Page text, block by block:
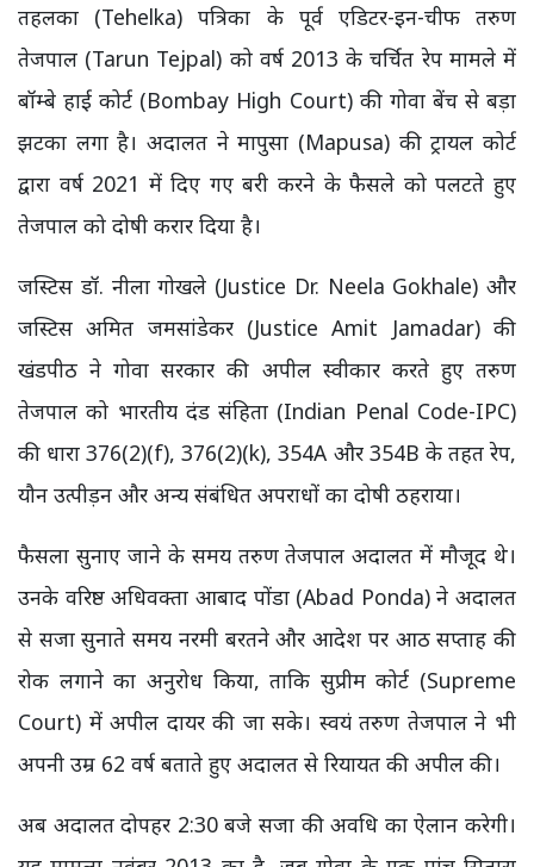
तहलका (Tehelka) पत्रिका के पूर्व एडिटर-इन-चीफ तरुण
तेजपाल (Tarun Tejpal) को वर्ष 2013 के चर्चित रेप मामले में
बॉम्बे हाई कोर्ट (Bombay High Court) की गोवा बेंच से बड़ा
झटका लगा है। अदालत ने मापुसा (Mapusa) की ट्रायल कोर्ट
द्वारा वर्ष 2021 में दिए गए बरी करने के फैसले को पलटते हुए
तेजपाल को दोषी करार दिया है।
जस्टिस डॉ. नीला गोखले (Justice Dr. Neela Gokhale) और
जस्टिस अमित जमसांडेकर (Justice Amit Jamadar) की
खंडपीठ ने गोवा सरकार की अपील स्वीकार करते हुए तरुण
तेजपाल को भारतीय दंड संहिता (Indian Penal Code-IPC)
की धारा 376(2)(f), 376(2)(k), 354A और 354B के तहत रेप,
यौन उत्पीड़न और अन्य संबंधित अपराधों का दोषी ठहराया।
फैसला सुनाए जाने के समय तरुण तेजपाल अदालत में मौजूद थे।
उनके वरिष्ठ अधिवक्ता आबाद पोंडा (Abad Ponda) ने अदालत
से सजा सुनाते समय नरमी बरतने और आदेश पर आठ सप्ताह की
रोक लगाने का अनुरोध किया, ताकि सुप्रीम कोर्ट (Supreme
Court) में अपील दायर की जा सके। स्वयं तरुण तेजपाल ने भी
अपनी उम्र 62 वर्ष बताते हुए अदालत से रियायत की अपील की।
अब अदालत दोपहर 2:30 बजे सजा की अवधि का ऐलान करेगी।